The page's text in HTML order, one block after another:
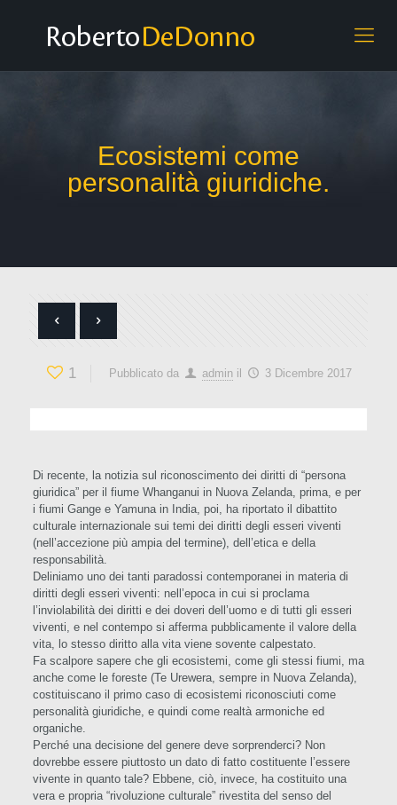
Ecosistemi come
personalità giuridiche.
1 Pubblicato da admin il 3 Dicembre 2017
Di recente, la notizia sul riconoscimento dei diritti di “persona
giuridica” per il fiume Whanganui in Nuova Zelanda, prima, e per
i fiumi Gange e Yamuna in India, poi, ha riportato il dibattito
culturale internazionale sui temi dei diritti degli esseri viventi
(nell’accezione più ampia del termine), dell’etica e della
responsabilità.
Deliniamo uno dei tanti paradossi contemporanei in materia di
diritti degli esseri viventi: nell’epoca in cui si proclama
l’inviolabilità dei diritti e dei doveri dell’uomo e di tutti gli esseri
viventi, e nel contempo si afferma pubblicamente il valore della
vita, lo stesso diritto alla vita viene sovente calpestato.
Fa scalpore sapere che gli ecosistemi, come gli stessi fiumi, ma
anche come le foreste (Te Urewera, sempre in Nuova Zelanda),
costituiscano il primo caso di ecosistemi riconosciuti come
personalità giuridiche, e quindi come realtà armoniche ed
organiche.
Perché una decisione del genere deve sorprenderci? Non
dovrebbe essere piuttosto un dato di fatto costituente l’essere
vivente in quanto tale? Ebbene, ciò, invece, ha costituito una
vera e propria “rivoluzione culturale” rivestita del senso del